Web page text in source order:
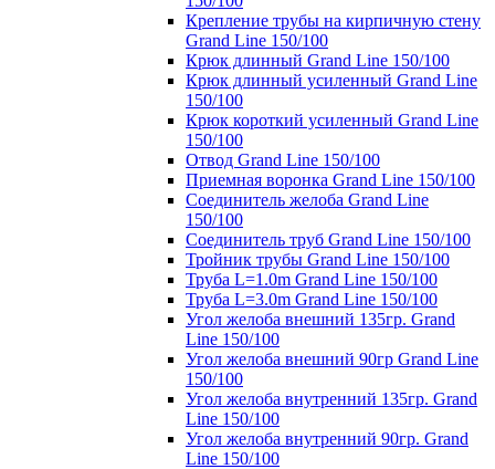
Крепление трубы на кирпичную стену
Grand Line 150/100
Крюк длинный Grand Line 150/100
Крюк длинный усиленный Grand Line
150/100
Крюк короткий усиленный Grand Line
150/100
Отвод Grand Line 150/100
Приемная воронка Grand Line 150/100
Соединитель желоба Grand Line
150/100
Соединитель труб Grand Line 150/100
Тройник трубы Grand Line 150/100
Труба L=1.0m Grand Line 150/100
Труба L=3.0m Grand Line 150/100
Угол желоба внешний 135гр. Grand
Line 150/100
Угол желоба внешний 90гр Grand Line
150/100
Угол желоба внутренний 135гр. Grand
Line 150/100
Угол желоба внутренний 90гр. Grand
Line 150/100